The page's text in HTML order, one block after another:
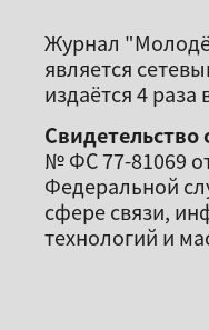
Журнал
является
издаётся 4 раза
Свидетельство
№ ФС 77-81069
Федеральной
сфере связи,
технологий и